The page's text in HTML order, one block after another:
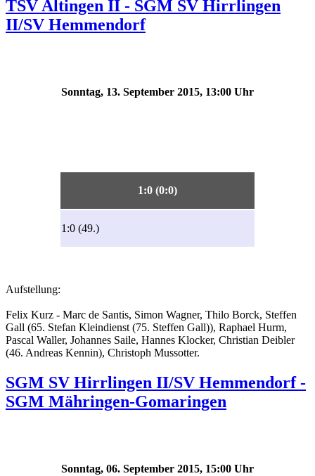
TSV Altingen II - SGM SV Hirrlingen
II/SV Hemmendorf
Sonntag, 13. September 2015, 13:00 Uhr
1:0 (0:0)
1:0 (49.)
Aufstellung:
Felix Kurz - Marc de Santis, Simon Wagner, Thilo Borck, Steffen
Gall (65. Stefan Kleindienst (75. Steffen Gall)), Raphael Hurm,
Pascal Waller, Johannes Saile, Hannes Klocker, Christian Deibler
(46. Andreas Kennin), Christoph Mussotter.
SGM SV Hirrlingen II/SV Hemmendorf -
SGM Mähringen-Gomaringen
Sonntag, 06. September 2015, 15:00 Uhr